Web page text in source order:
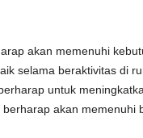
akan memenuhi
selama beraktivitas di
untuk
akan memenuhi